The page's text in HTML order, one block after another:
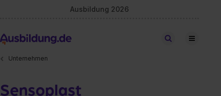
Ausbildung 2026
Stellen finden
Unternehmen
Sensoplast